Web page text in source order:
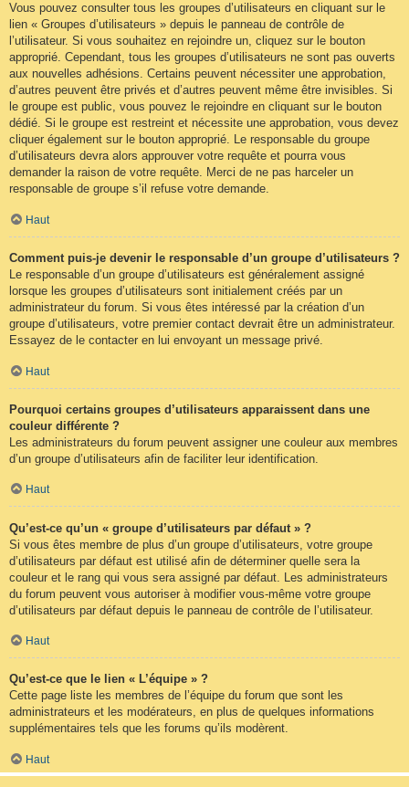
Vous pouvez consulter tous les groupes d’utilisateurs en cliquant sur le
lien « Groupes d’utilisateurs » depuis le panneau de contrôle de
l’utilisateur. Si vous souhaitez en rejoindre un, cliquez sur le bouton
approprié. Cependant, tous les groupes d’utilisateurs ne sont pas ouverts
aux nouvelles adhésions. Certains peuvent nécessiter une approbation,
d’autres peuvent être privés et d’autres peuvent même être invisibles. Si
le groupe est public, vous pouvez le rejoindre en cliquant sur le bouton
dédié. Si le groupe est restreint et nécessite une approbation, vous devez
cliquer également sur le bouton approprié. Le responsable du groupe
d’utilisateurs devra alors approuver votre requête et pourra vous
demander la raison de votre requête. Merci de ne pas harceler un
responsable de groupe s’il refuse votre demande.
Haut
Comment puis-je devenir le responsable d’un groupe d’utilisateurs ?
Le responsable d’un groupe d’utilisateurs est généralement assigné
lorsque les groupes d’utilisateurs sont initialement créés par un
administrateur du forum. Si vous êtes intéressé par la création d’un
groupe d’utilisateurs, votre premier contact devrait être un administrateur.
Essayez de le contacter en lui envoyant un message privé.
Haut
Pourquoi certains groupes d’utilisateurs apparaissent dans une
couleur différente ?
Les administrateurs du forum peuvent assigner une couleur aux membres
d’un groupe d’utilisateurs afin de faciliter leur identification.
Haut
Qu’est-ce qu’un « groupe d’utilisateurs par défaut » ?
Si vous êtes membre de plus d’un groupe d’utilisateurs, votre groupe
d’utilisateurs par défaut est utilisé afin de déterminer quelle sera la
couleur et le rang qui vous sera assigné par défaut. Les administrateurs
du forum peuvent vous autoriser à modifier vous-même votre groupe
d’utilisateurs par défaut depuis le panneau de contrôle de l’utilisateur.
Haut
Qu’est-ce que le lien « L’équipe » ?
Cette page liste les membres de l’équipe du forum que sont les
administrateurs et les modérateurs, en plus de quelques informations
supplémentaires tels que les forums qu’ils modèrent.
Haut